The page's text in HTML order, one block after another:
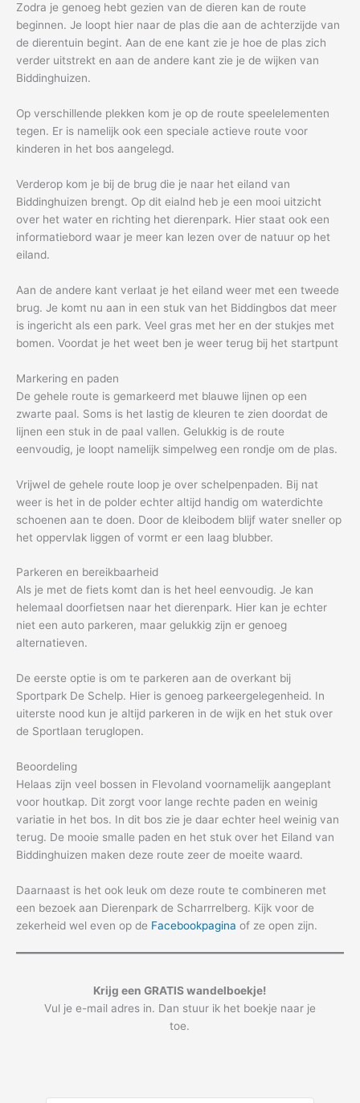
Zodra je genoeg hebt gezien van de dieren kan de route
beginnen. Je loopt hier naar de plas die aan de achterzijde van
de dierentuin begint. Aan de ene kant zie je hoe de plas zich
verder uitstrekt en aan de andere kant zie je de wijken van
Biddinghuizen.
Op verschillende plekken kom je op de route speelelementen
tegen. Er is namelijk ook een speciale actieve route voor
kinderen in het bos aangelegd.
Verderop kom je bij de brug die je naar het eiland van
Biddinghuizen brengt. Op dit eialnd heb je een mooi uitzicht
over het water en richting het dierenpark. Hier staat ook een
informatiebord waar je meer kan lezen over de natuur op het
eiland.
Aan de andere kant verlaat je het eiland weer met een tweede
brug. Je komt nu aan in een stuk van het Biddingbos dat meer
is ingericht als een park. Veel gras met her en der stukjes met
bomen. Voordat je het weet ben je weer terug bij het startpunt
Markering en paden
De gehele route is gemarkeerd met blauwe lijnen op een
zwarte paal. Soms is het lastig de kleuren te zien doordat de
lijnen een stuk in de paal vallen. Gelukkig is de route
eenvoudig, je loopt namelijk simpelweg een rondje om de plas.
Vrijwel de gehele route loop je over schelpenpaden. Bij nat
weer is het in de polder echter altijd handig om waterdichte
schoenen aan te doen. Door de kleibodem blijf water sneller op
het oppervlak liggen of vormt er een laag blubber.
Parkeren en bereikbaarheid
Als je met de fiets komt dan is het heel eenvoudig. Je kan
helemaal doorfietsen naar het dierenpark. Hier kan je echter
niet een auto parkeren, maar gelukkig zijn er genoeg
alternatieven.
De eerste optie is om te parkeren aan de overkant bij
Sportpark De Schelp. Hier is genoeg parkeergelegenheid. In
uiterste nood kun je altijd parkeren in de wijk en het stuk over
de Sportlaan teruglopen.
Beoordeling
Helaas zijn veel bossen in Flevoland voornamelijk aangeplant
voor houtkap. Dit zorgt voor lange rechte paden en weinig
variatie in het bos. In dit bos zie je daar echter heel weinig van
terug. De mooie smalle paden en het stuk over het Eiland van
Biddinghuizen maken deze route zeer de moeite waard.
Daarnaast is het ook leuk om deze route te combineren met
een bezoek aan Dierenpark de Scharrrelberg. Kijk voor de
zekerheid wel even op de Facebookpagina of ze open zijn.
Krijg een GRATIS wandelboekje!
Vul je e-mail adres in. Dan stuur ik het boekje naar je
toe.